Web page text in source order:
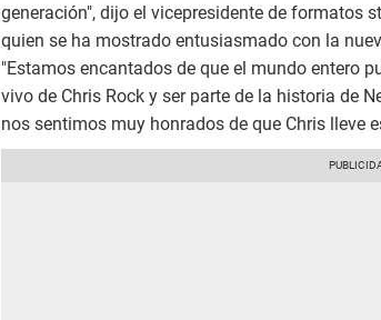
generación", dijo el vicepresidente de formatos
quien se ha mostrado entusiasmado con la
"Estamos encantados de que el mundo entero
vivo de Chris Rock y ser parte de la historia de
nos sentimos muy honrados de que Chris lleve